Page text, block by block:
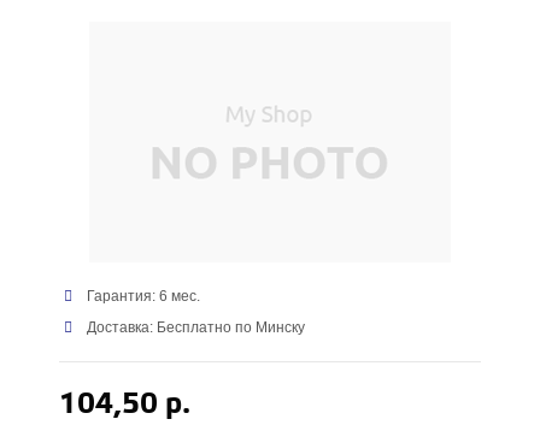
Гарантия: 6 мес.
Доставка: Бесплатно по Минску
104,50 р.